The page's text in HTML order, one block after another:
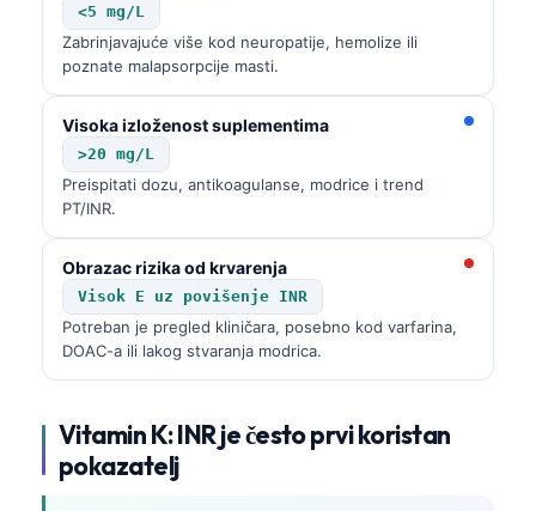
<5 mg/L
Zabrinjavajuće više kod neuropatije, hemolize ili
poznate malapsorpcije masti.
Visoka izloženost suplementima
>20 mg/L
Preispitati dozu, antikoagulanse, modrice i trend
PT/INR.
Obrazac rizika od krvarenja
Visok E uz povišenje INR
Potreban je pregled kliničara, posebno kod varfarina,
DOAC-a ili lakog stvaranja modrica.
Vitamin K: INR je često prvi koristan
pokazatelj
Bahasa Melayu
Tagalog
ไทย
ဗမာစာ
ភាសាខ្មែរ
Kiswahili
አማርኛ
Українська
O‘zbekcha
Català
Қазақ тілі